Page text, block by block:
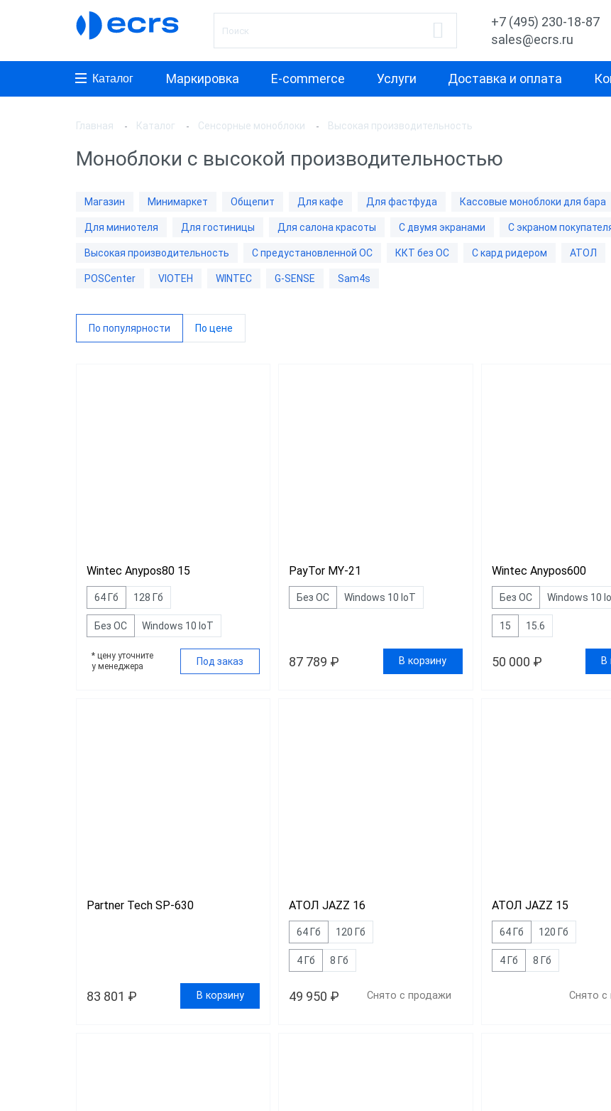
+7 (495) 230-18-87
sales@ecrs.ru
Каталог Маркировка E-commerce Услуги Доставка и оплата
Производитель
АТОЛ
PayTor
Назначение
Для кафе
для бара
С
Главная Каталог Сенсорные моноблоки Высокая производительность
Моноблоки с высокой производительностью
Магазин Минимаркет Общепит Для кафе Для фастфуда Кассовые моноблоки для бара
Для миниотеля Для гостиницы Для салона красоты С двумя экранами С экраном
Высокая производительность С предустановленной ОС ККТ без ОС С кард ридером АТОЛ
POSCenter VIOTEH WINTEC G-SENSE Sam4s
По популярности По цене
Wintec Anypos80 15
64 Гб 128 Гб
Без ОС Windows 10 IoT
* цену уточните
у менеджера
Под заказ
PayTor MY-21
Без ОС Windows 10 IoT
87 789 ₽ В корзину
Wintec Anypos600
Без ОС Windows 10
15 15.6
50 000 ₽ В
Partner Tech SP-630
83 801 ₽ В корзину
АТОЛ JAZZ 16
64 Гб 120 Гб
4 Гб 8 Гб
49 950 ₽ Снято с продажи
АТОЛ JAZZ 15
64 Гб 120 Гб
4 Гб 8 Гб
Снято с